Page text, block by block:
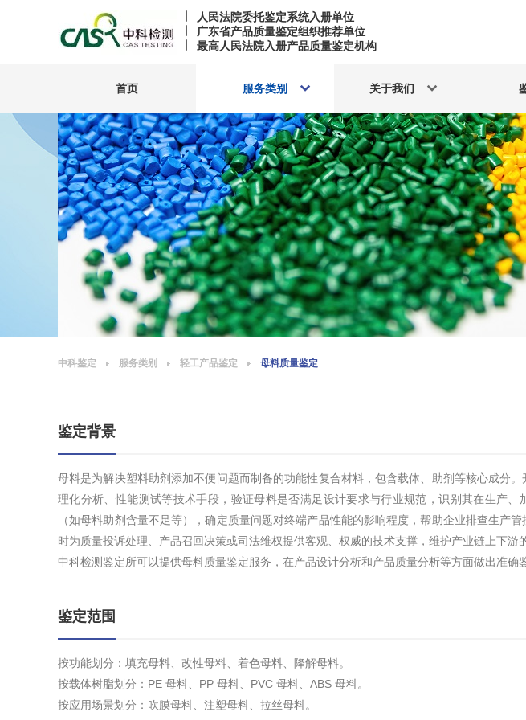
人民法院委托鉴定系统入册单位
广东省产品质量鉴定组织推荐单位
最高人民法院入册产品质量鉴定机构
首页 服务类别 关于我们
中科鉴定 服务类别 轻工产品鉴定 母料质量鉴定
鉴定背景
母料是为解决塑料助剂添加不便问题而制备的功能性复合材料，包含载体、助剂等核心成分
理化分析、性能测试等技术手段，验证母料是否满足设计要求与行业规范，识别其在生产、
（如母料助剂含量不足等），确定质量问题对终端产品性能的影响程度，帮助企业排查生产
时为质量投诉处理、产品召回决策或司法维权提供客观、权威的技术支撑，维护产业链上下游
中科检测鉴定所可以提供母料质量鉴定服务，在产品设计分析和产品质量分析等方面做出准确
鉴定范围
按功能划分：填充母料、改性母料、着色母料、降解母料。
按载体树脂划分：PE 母料、PP 母料、PVC 母料、ABS 母料。
按应用场景划分：吹膜母料、注塑母料、拉丝母料。